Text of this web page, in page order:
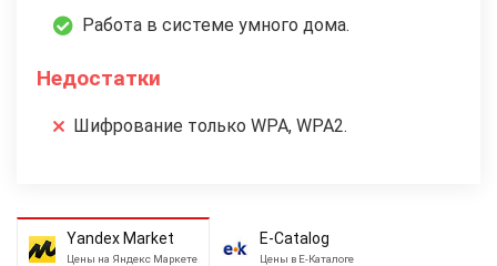
Работа в системе умного дома.
Недостатки
Шифрование только WPA, WPA2.
Yandex Market
Цены на Яндекс Маркете
E-Catalog
Цены в Е-Каталоге